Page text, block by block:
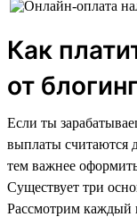
Как
от
Если ты
выплаты считаются
тем важнее
Существует три
Рассмотрим каждый